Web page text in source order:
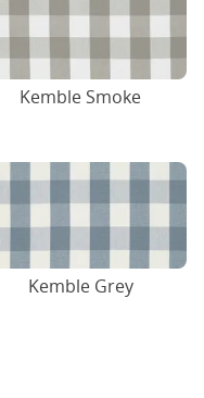
Kemble Smoke
Kemble Grey